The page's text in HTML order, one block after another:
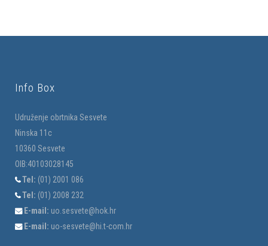
Info Box
Udruženje obrtnika Sesvete
Ninska 11c
10360 Sesvete
OIB:40103028145
Tel: (01) 2001 086
Tel: (01) 2008 232
E-mail: uo.sesvete@hok.hr
E-mail: uo-sesvete@hi.t-com.hr